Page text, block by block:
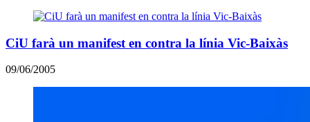
CiU farà un manifest en contra la línia Vic-Baixàs
09/06/2005